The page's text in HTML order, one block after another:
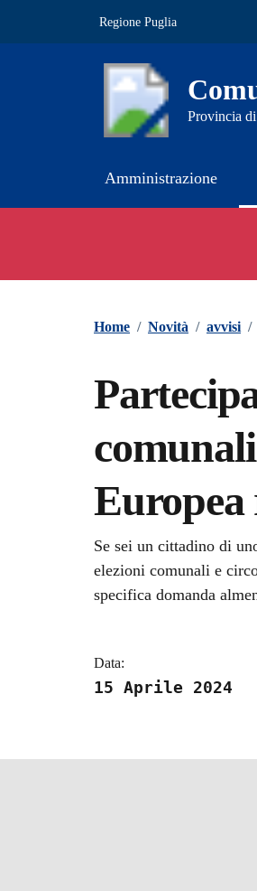
Regione Puglia
Provincia
Amministrazione
Contenuti in
Home / Novità / avvisi /
Dettagli
Se sei un cittadino di
elezioni comunali e
specifica domanda
Data:
15 Aprile 2024